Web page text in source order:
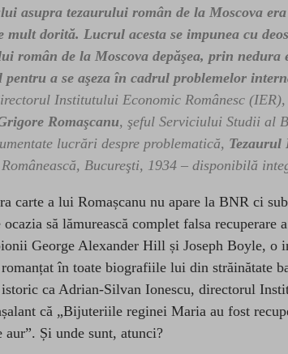
asupra tezaurului român de la Moscova
mult dorită. Lucrul acesta se impunea cu
român de la Moscova depăşea, prin nedura
pentru a se aşeza în cadrul problemelor
Institutului Economic Românesc
Romaşcanu, şeful Serviciului Studii al
lucrări despre problematică, Tezaurul
Bucureşti, 1934 – disponibilă
carte a lui Romașcanu nu apare la BNR ci
ocazia să lămurească complet falsa
George Alexander Hill și Joseph Boyle, o
romanțat în toate biografiile lui din străinătate
istoric ca Adrian-Silvan Ionescu, directorul
că „Bijuteriile reginei Maria au fost
aur”. Și unde sunt, atunci?